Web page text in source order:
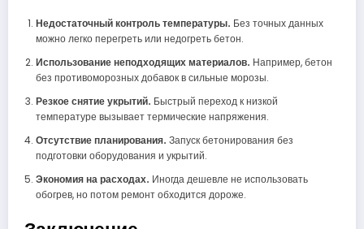
Недостаточный контроль температуры. Без точных данных
можно легко перегреть или недогреть бетон.
Использование неподходящих материалов. Например, бетон
без противоморозных добавок в сильные морозы.
Резкое снятие укрытий. Быстрый переход к низкой
температуре вызывает термические напряжения.
Отсутствие планирования. Запуск бетонирования без
подготовки оборудования и укрытий.
Экономия на расходах. Иногда дешевле не использовать
обогрев, но потом ремонт обходится дороже.